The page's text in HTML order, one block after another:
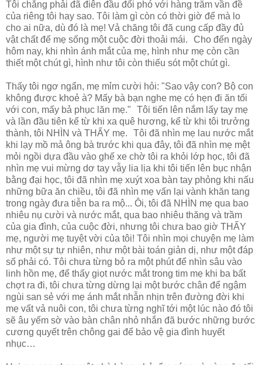
Tôi chẳng phải đã điên đầu đối phó với hàng trăm vần đề
của riêng tôi hay sao. Tôi làm gì còn có thời giờ để mà lo
cho ai nữa, dù đó là mẹ! Vả chăng tôi đã cung cấp đầy đủ
vật chất để mẹ sống một cuộc đời thoải mái. Cho đến ngày
hôm nay, khi nhìn ánh mắt của mẹ, hình như mẹ còn cần
thiết một chút gì, hình như tôi còn thiếu sót một chút gì.
Thấy tôi ngơ ngẩn, mẹ mỉm cười hỏi: "Sao vậy con? Bộ con
không được khoẻ à? Mấy bà bạn nghe mẹ có hẹn đi ăn tối
với con, mấy bả phục lăn mẹ." Tôi tiến lên nắm lấy tay mẹ
và lần đầu tiên kể từ khi xa quê hương, kể từ khi tôi trưởng
thành, tôi NHÌN và THẤY mẹ. Tôi đã nhìn mẹ lau nước mắt
khi lạy mồ mả ông bà trước khi qua đây, tôi đã nhìn mẹ mệt
mỏi ngồi dựa đầu vào ghế xe chờ tôi ra khỏi lớp học, tôi đã
nhìn mẹ vui mừng dơ tay vẫy lia lịa khi tôi tiến lên bục nhận
bằng đại học, tôi đã nhìn mẹ xuýt xoa bàn tay phỏng khi nấu
những bữa ăn chiều, tôi đã nhìn mẹ vấn lại vành khăn tang
trong ngày đưa tiễn ba ra mộ... Ôi, tôi đã NHÌN mẹ qua bao
nhiêu nụ cười và nước mắt, qua bao nhiêu thăng và trầm
của gia đình, của cuộc đời, nhưng tôi chưa bao giờ THẤY
mẹ, người mẹ tuyệt vời của tôi! Tôi nhìn mọi chuyện mẹ làm
như một sự tự nhiên, như một bài toán giản dị, như một đáp
số phải có. Tôi chưa từng bỏ ra một phút để nhìn sâu vào
linh hồn mẹ, để thấy giọt nước mắt trong tim mẹ khi ba bất
chợt ra đi, tôi chưa từng dừng lại một bước chân để ngậm
ngùi san sẻ với mẹ ánh mắt nhẫn nhịn trên đường đời khi
mẹ vất vả nuôi con, tôi chưa từng nghĩ tới một lúc nào đó tôi
sẽ âu yếm sờ vào bàn chân nhỏ nhắn đã bước những bước
cương quyết trên chông gai để bảo vệ gia đình huyết
nhục…